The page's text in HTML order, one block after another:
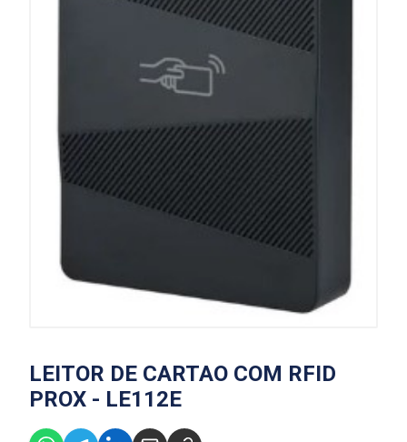
LEITOR DE CARTAO COM RFID
PROX - LE112E